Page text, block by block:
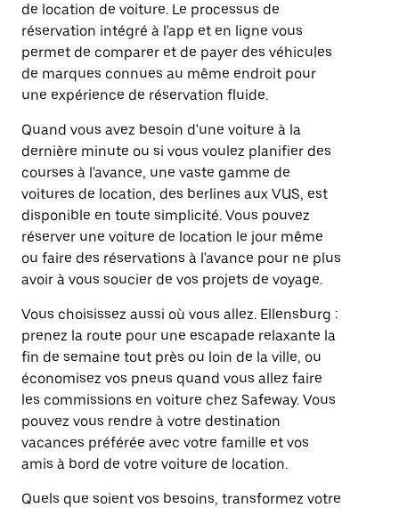
de location de voiture. Le processus de
réservation intégré à l'app et en ligne vous
permet de comparer et de payer des véhicules
de marques connues au même endroit pour
une expérience de réservation fluide.
Quand vous avez besoin d'une voiture à la
dernière minute ou si vous voulez planifier des
courses à l'avance, une vaste gamme de
voitures de location, des berlines aux VUS, est
disponible en toute simplicité. Vous pouvez
réserver une voiture de location le jour même
ou faire des réservations à l'avance pour ne plus
avoir à vous soucier de vos projets de voyage.
Vous choisissez aussi où vous allez. Ellensburg :
prenez la route pour une escapade relaxante la
fin de semaine tout près ou loin de la ville, ou
économisez vos pneus quand vous allez faire
les commissions en voiture chez Safeway. Vous
pouvez vous rendre à votre destination
vacances préférée avec votre famille et vos
amis à bord de votre voiture de location.
Quels que soient vos besoins, transformez votre